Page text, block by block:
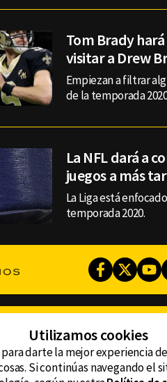
Tom Brady
visitar a Drew
Empiezan a filtrar
de la temporada
La NFL dará a
juegos a más
La Liga está
temporada 2020.
Facebook
AVISO DE
AVISO LEGAL
DEFENSORÍA
Utilizamos cookies
darte la mejor experiencia
Si continúas navegando el